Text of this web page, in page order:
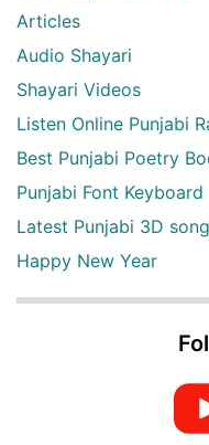
Articles
Audio Shayari
Shayari Videos
Listen Online Punjabi
Best Punjabi Poetry
Punjabi Font Keyboard
Latest Punjabi 3D
Happy New Year